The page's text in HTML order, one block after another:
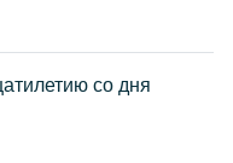
со дня